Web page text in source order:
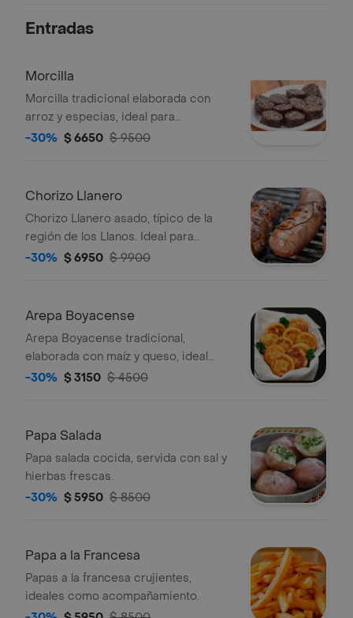
Entradas
Morcilla
Morcilla tradicional elaborada con
arroz y especias, ideal para
compartir.
-30% $ 6650 $ 9500
Chorizo Llanero
Chorizo Llanero asado, típico de la
región de los Llanos. Ideal para
parrillas.
-30% $ 6950 $ 9900
Arepa Boyacense
Arepa Boyacense tradicional,
elaborada con maíz y queso, ideal
para acompañar tus comidas.
-30% $ 3150 $ 4500
Papa Salada
Papa salada cocida, servida con sal y
hierbas frescas.
-30% $ 5950 $ 8500
Papa a la Francesa
Papas a la francesa crujientes,
ideales como acompañamiento.